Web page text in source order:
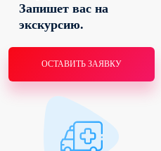
Запишет вас на
экскурсию.
ОСТАВИТЬ ЗАЯВКУ